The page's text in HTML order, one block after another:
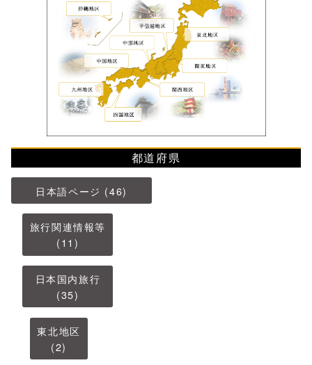
都道府県
日本語ページ (46)
旅行関連情報等
(11)
日本国内旅行
(35)
東北地区
(2)